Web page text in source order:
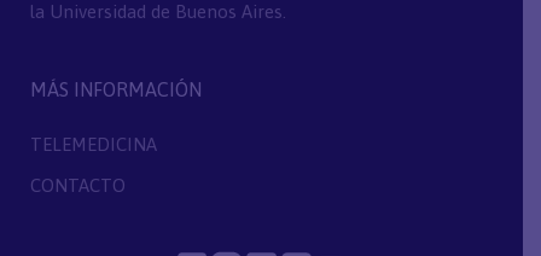
la Universidad de Buenos Aires.
MÁS INFORMACIÓN
TELEMEDICINA
CONTACTO